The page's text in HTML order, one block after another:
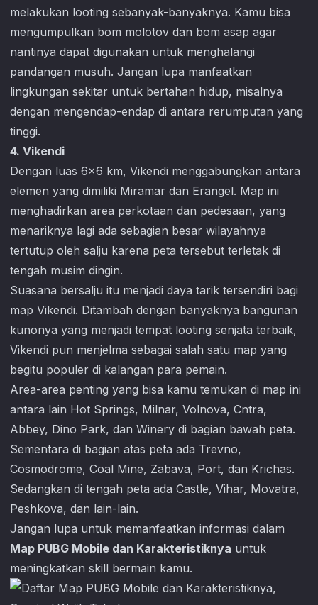
melakukan looting sebanyak-banyaknya. Kamu bisa
mengumpulkan bom molotov dan bom asap agar
nantinya dapat digunakan untuk menghalangi
pandangan musuh. Jangan lupa manfaatkan
lingkungan sekitar untuk bertahan hidup, misalnya
dengan mengendap-endap di antara rerumputan yang
tinggi.
4. Vikendi
Dengan luas 6×6 km, Vikendi menggabungkan antara
elemen yang dimiliki Miramar dan Erangel. Map ini
menghadirkan area perkotaan dan pedesaan, yang
menariknya lagi ada sebagian besar wilayahnya
tertutup oleh salju karena peta tersebut terletak di
tengah musim dingin.
Suasana bersalju itu menjadi daya tarik tersendiri bagi
map Vikendi. Ditambah dengan banyaknya bangunan
kunonya yang menjadi tempat looting senjata terbaik,
Vikendi pun menjelma sebagai salah satu map yang
begitu populer di kalangan para pemain.
Area-area penting yang bisa kamu temukan di map ini
antara lain Hot Springs, Milnar, Volnova, Cntra,
Abbey, Dino Park, dan Winery di bagian bawah peta.
Sementara di bagian atas peta ada Trevno,
Cosmodrome, Coal Mine, Zabava, Port, dan Krichas.
Sedangkan di tengah peta ada Castle, Vihar, Movatra,
Peshkova, dan lain-lain.
Jangan lupa untuk memanfaatkan informasi dalam
Map PUBG Mobile dan Karakteristiknya untuk
meningkatkan skill bermain kamu.